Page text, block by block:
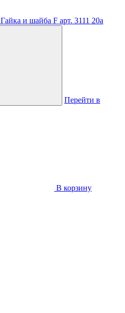
Гайка и шайба F арт. 3111 20a
Перейти в
В корзину